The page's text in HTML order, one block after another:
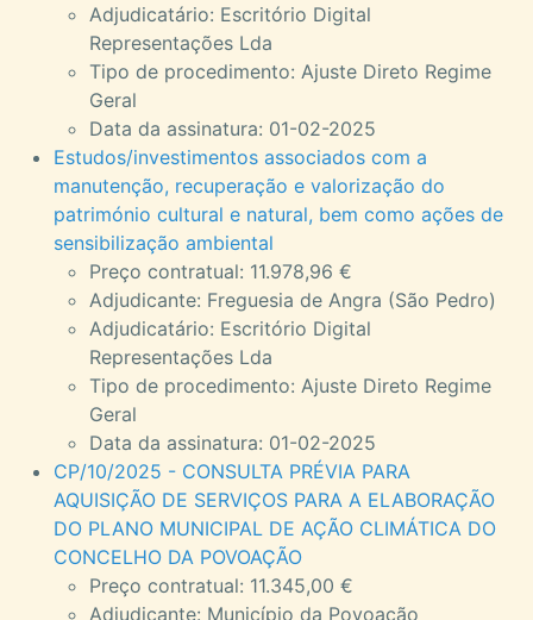
Adjudicatário: Escritório Digital
Representações Lda
Tipo de procedimento: Ajuste Direto Regime
Geral
Data da assinatura: 01-02-2025
Estudos/investimentos associados com a
manutenção, recuperação e valorização do
património cultural e natural, bem como ações de
sensibilização ambiental
Preço contratual: 11.978,96 €
Adjudicante: Freguesia de Angra (São Pedro)
Adjudicatário: Escritório Digital
Representações Lda
Tipo de procedimento: Ajuste Direto Regime
Geral
Data da assinatura: 01-02-2025
CP/10/2025 - CONSULTA PRÉVIA PARA
AQUISIÇÃO DE SERVIÇOS PARA A ELABORAÇÃO
DO PLANO MUNICIPAL DE AÇÃO CLIMÁTICA DO
CONCELHO DA POVOAÇÃO
Preço contratual: 11.345,00 €
Adjudicante: Município da Povoação